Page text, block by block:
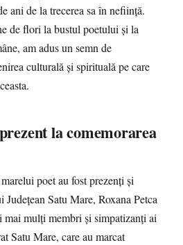
ani de la trecerea sa în neființă.
de flori la bustul poetului și la
am adus un semn de
culturală și spirituală pe care
la comemorarea
poet au fost prezenți și
Satu Mare, Roxana Petca
mulți membri și simpatizanți ai
Satu Mare, care au marcat